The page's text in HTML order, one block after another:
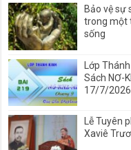
Bảo vệ sự
trong một
sống
Lớp
Sách NƠ-
17/7/2026
Lễ Tuyên
Xaviê